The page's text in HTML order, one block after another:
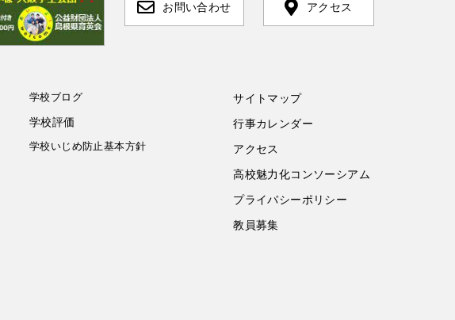
お問い合わせ アクセス
学校ブログ
学校評価
学校いじめ防止基本方針
サイトマップ
行事カレンダー
アクセス
高校魅力化コンソーシアム
プライバシーポリシー
教員募集